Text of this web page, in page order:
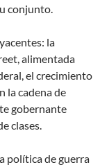
conjunto.
la
alimentada
el crecimiento
la cadena de
gobernante
clases.
política de guerra